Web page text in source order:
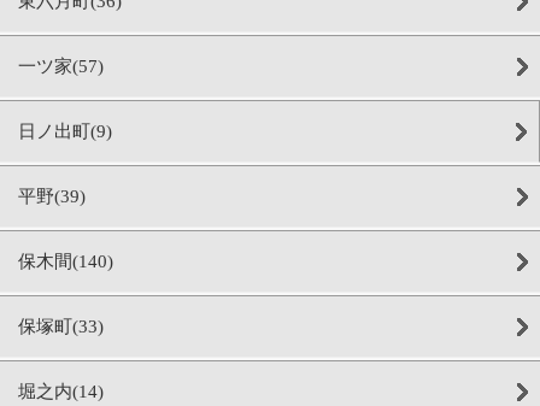
一ツ家(57)
日ノ出町(9)
平野(39)
保木間(140)
保塚町(33)
堀之内(14)